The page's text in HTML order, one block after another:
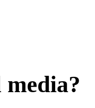
media?